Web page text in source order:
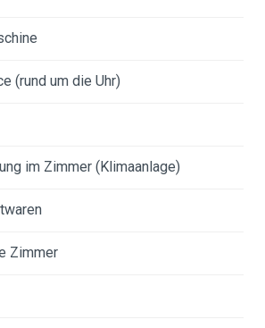
(rund um die Uhr)
im Zimmer (Klimaanlage)
Zimmer